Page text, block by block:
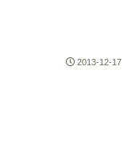
2013-12-17